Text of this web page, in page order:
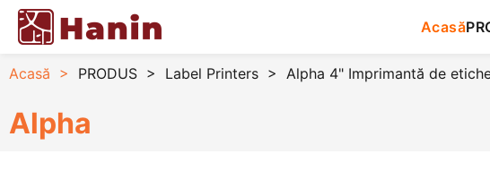
Acasă
Acasă > PRODUS > Label Printers > Alpha 4" Imprimantă de
Alpha